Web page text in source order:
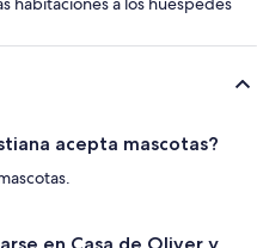
acepta mascotas?